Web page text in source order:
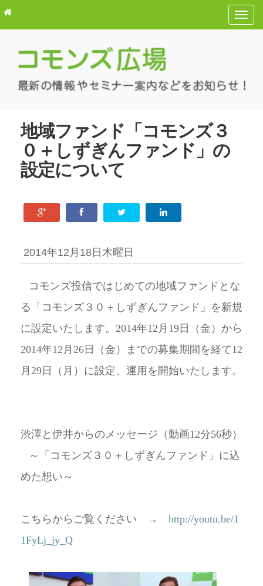
T
o
e
地域ファンド「コモンズ３
０＋しずぎんファンド」の
設定について
2014年12月18日木曜日
コモンズ投信ではじめての地域ファンドとな
る「コモンズ３０＋しずぎんファンド」を新規
に設定いたします。 2014年12 月 19日（金）から
2014年12 月 26日（金）までの募集期間を経て12
月 29日（月）に設定、運用を開始いたします。
渋澤と伊井からのメッセージ （動画12分56秒）
～
「コモンズ３０＋ しずぎんファンド」に込
めた想い～
こちらからご覧ください → http://youtu.be/1
1FyLj_jy_Q